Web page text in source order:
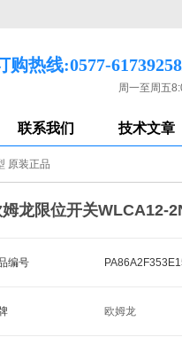
线:0577-61739258/
周一至周五
联系我们 技术文章
原装正品
姆龙限位开关WLCA12-
编号
欧姆龙